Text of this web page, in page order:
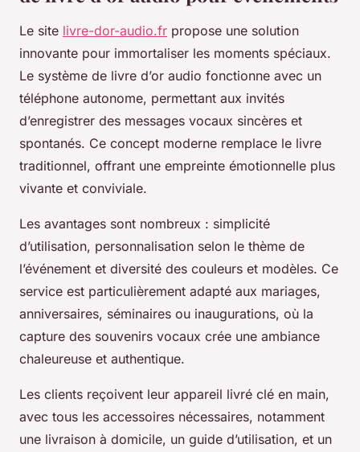
Le site livre-dor-audio.fr propose une solution
innovante pour immortaliser les moments spéciaux.
Le système de livre d’or audio fonctionne avec un
téléphone autonome, permettant aux invités
d’enregistrer des messages vocaux sincères et
spontanés. Ce concept moderne remplace le livre
traditionnel, offrant une empreinte émotionnelle plus
vivante et conviviale.
Les avantages sont nombreux : simplicité
d’utilisation, personnalisation selon le thème de
l’événement et diversité des couleurs et modèles. Ce
service est particulièrement adapté aux mariages,
anniversaires, séminaires ou inaugurations, où la
capture des souvenirs vocaux crée une ambiance
chaleureuse et authentique.
Les clients reçoivent leur appareil livré clé en main,
avec tous les accessoires nécessaires, notamment
une livraison à domicile, un guide d’utilisation, et un